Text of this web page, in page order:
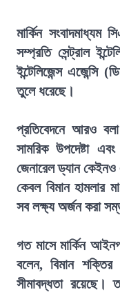
মার্কিন সংবাদমাধ্যম
সম্প্রতি সেন্ট্রাল
ইন্টেলিজেন্স এজেন্সি
তুলে ধরেছে।
প্রতিবেদনে আরও বলা
সামরিক উপদেষ্টা
জেনারেল ড্যান
কেবল বিমান হামলার
সব লক্ষ্য অর্জন করা
গত মাসে মার্কিন
বলেন, বিমান শক্তির
সীমাবদ্ধতা রয়েছে।